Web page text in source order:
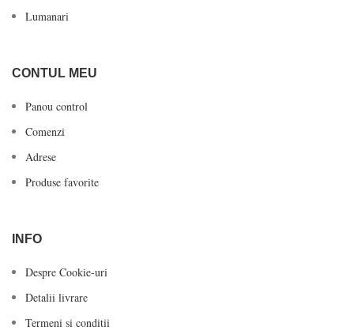
Lumanari
CONTUL MEU
Panou control
Comenzi
Adrese
Produse favorite
INFO
Despre Cookie-uri
Detalii livrare
Termeni si conditii